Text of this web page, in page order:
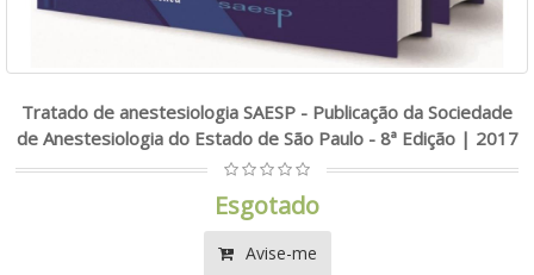
Tratado de anestesiologia SAESP - Publicação da Sociedade
de Anestesiologia do Estado de São Paulo - 8ª Edição | 2017
Esgotado
Avise-me